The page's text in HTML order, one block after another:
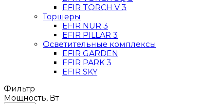
EFIR TORCH V 3
Торшеры
EFIR NUR 3
EFIR PILLAR 3
Осветительные комплексы
EFIR GARDEN
EFIR PARK 3
EFIR SKY
Фильтр
Мощность, Вт